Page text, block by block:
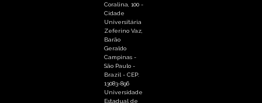
Coralina, 100 -
Cidade
Universitária
Zeferino Vaz,
Barão
Geraldo
Campinas -
São Paulo -
Brazil - CEP:
13083-896
Universidade
Estadual de